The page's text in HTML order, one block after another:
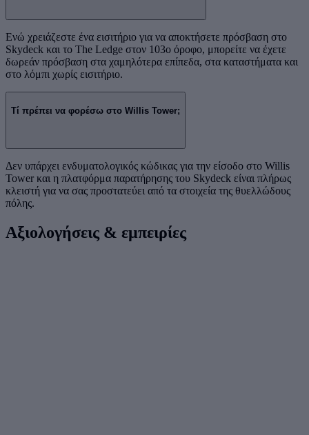
Ενώ χρειάζεστε ένα εισιτήριο για να αποκτήσετε πρόσβαση στο
Skydeck και το The Ledge στον 103ο όροφο, μπορείτε να έχετε
δωρεάν πρόσβαση στα χαμηλότερα επίπεδα, στα καταστήματα και
στο λόμπι χωρίς εισιτήριο.
Τί πρέπει να φορέσω στο Willis Tower;
Δεν υπάρχει ενδυματολογικός κώδικας για την είσοδο στο Willis
Tower και η πλατφόρμα παρατήρησης του Skydeck είναι πλήρως
κλειστή για να σας προστατεύει από τα στοιχεία της θυελλώδους
πόλης.
Αξιολογήσεις & εμπειρίες